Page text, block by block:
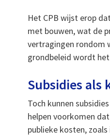
Het CPB wijst erop
met bouwen, wat de
vertragingen rondom
grondbeleid wordt
Subsidies als
Toch kunnen
helpen voorkomen
publieke kosten,